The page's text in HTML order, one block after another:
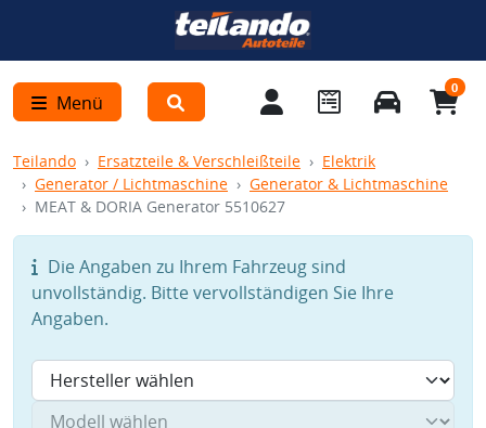
Menü
0
Teilando Ersatzteile & Verschleißteile
Elektrik
Generator / Lichtmaschine
Generator & Lichtmaschine
MEAT & DORIA Generator 5510627
Die Angaben zu Ihrem Fahrzeug sind
unvollständig. Bitte vervollständigen Sie Ihre
Angaben.